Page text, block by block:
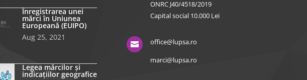
Înregistrarea unei
mărci în Uniunea
Europeană (EUIPO)
Aug 25, 2021
Legea mărcilor și
indicațiilor geografice
ONRC J40/4518/2019
Capital social 10.000 Lei

office@lupsa.ro
marci@lupsa.ro